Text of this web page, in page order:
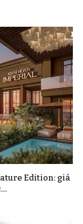
Edition: giá